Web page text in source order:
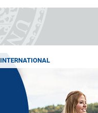
INTERNATIONAL